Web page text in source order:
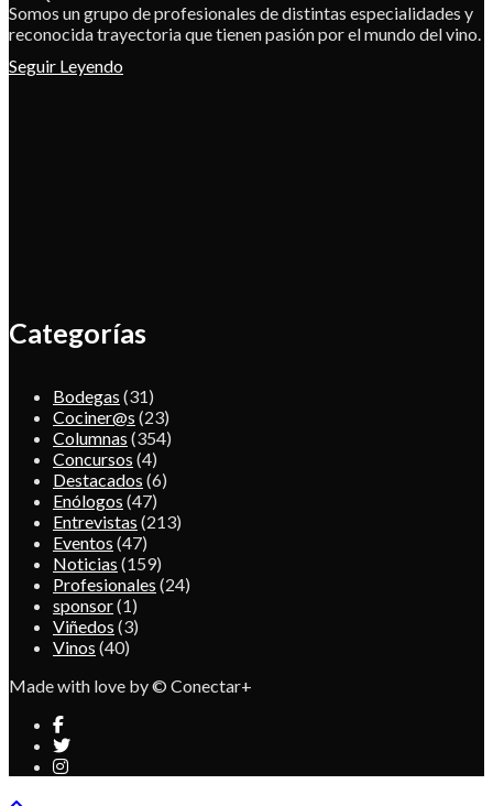
Somos un grupo de profesionales de distintas especialidades y
reconocida trayectoria que tienen pasión por el mundo del vino.
Seguir Leyendo
Categorías
Bodegas (31)
Cociner@s (23)
Columnas (354)
Concursos (4)
Destacados (6)
Enólogos (47)
Entrevistas (213)
Eventos (47)
Noticias (159)
Profesionales (24)
sponsor(1)
Viñedos (3)
Vinos (40)
Made with love by © Conectar+